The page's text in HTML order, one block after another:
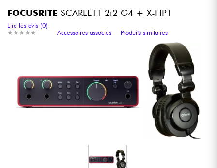
Amplis & Effets
Synthés & Sampleurs
Home Studio
FOCUSRITE SCARLETT 2i2 G4 + X-HP1
★ ★ ★ ★ ★
★ ★ ★ ★ ★
Lire les avis (0)
Accessoires associés
Produits similaires